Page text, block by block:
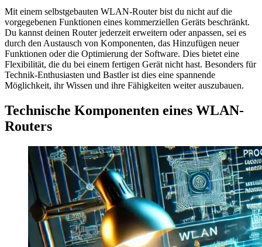
Mit einem selbstgebauten WLAN-Router bist du nicht auf die
vorgegebenen Funktionen eines kommerziellen Geräts beschränkt.
Du kannst deinen Router jederzeit erweitern oder anpassen, sei es
durch den Austausch von Komponenten, das Hinzufügen neuer
Funktionen oder die Optimierung der Software. Dies bietet eine
Flexibilität, die du bei einem fertigen Gerät nicht hast. Besonders für
Technik-Enthusiasten und Bastler ist dies eine spannende
Möglichkeit, ihr Wissen und ihre Fähigkeiten weiter auszubauen.
Technische Komponenten eines WLAN-
Routers